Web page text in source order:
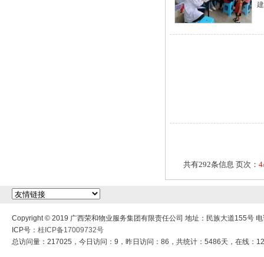
共有292条信息 页次： 4
Copyright © 2019 广西荣和物业服务集团有限责任公司 地址：民族大道155号
ICP号： 桂ICP备17009732号
总访问量：217025，今日访问：9，昨日访问：86，共统计：5486天，在线：12